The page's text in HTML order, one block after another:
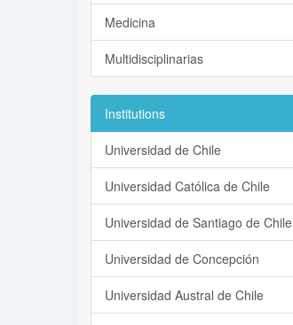
Medicina
Multidisciplinarias
Institutions
Universidad de Chile
Universidad Católica de Chile
Universidad de Santiago de Chile
Universidad de Concepción
Universidad Austral de Chile